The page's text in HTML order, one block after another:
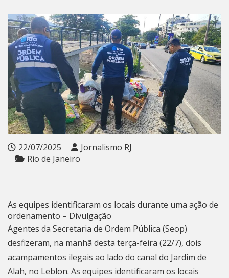
22/07/2025
Jornalismo RJ
Rio de Janeiro
As equipes identificaram os locais durante uma ação de
ordenamento – Divulgação
Agentes da Secretaria de Ordem Pública (Seop)
desfizeram, na manhã desta terça-feira (22/7), dois
acampamentos ilegais ao lado do canal do Jardim de
Alah, no Leblon. As equipes identificaram os locais